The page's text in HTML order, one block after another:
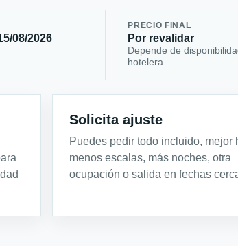
08/2026
PRECIO FINAL
Por revalidar
Depende de
hotelera
Solicita ajuste
Puedes pedir todo incluido, mejor
menos escalas, más noches, otra
ocupación o salida en fechas